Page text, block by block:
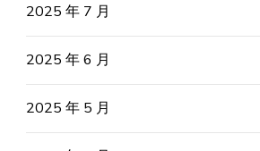
2025 年 7 月
2025 年 6 月
2025 年 5 月